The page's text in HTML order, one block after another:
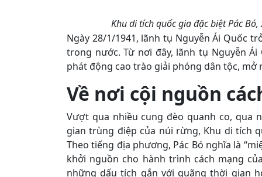
Khu di tích quốc gia đặc biệt Pác
Ngày 28/1/1941, lãnh tụ Nguyễn Ái Quốc
trong nước. Từ nơi đây, lãnh tụ Nguyễn
phát động cao trào giải phóng dân tộc, mở
Về nơi cội nguồn
Vượt qua nhiều cung đèo quanh co, qua
gian trùng điệp của núi rừng, Khu di tích
Theo tiếng địa phương, Pác Bó nghĩa là
khởi nguồn cho hành trình cách mạng
những dấu tích gắn với quãng thời gian